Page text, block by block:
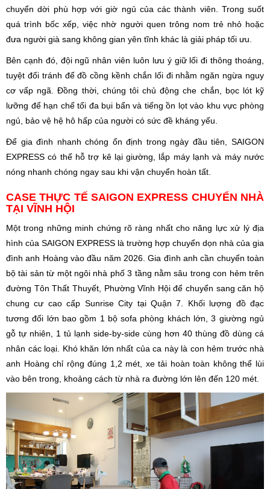
chuyển dời phù hợp với giờ ngủ của các thành viên. Trong suốt
quá trình bốc xếp, việc nhờ người quen trông nom trẻ nhỏ hoặc
đưa người già sang không gian yên tĩnh khác là giải pháp tối ưu.
Bên cạnh đó, đội ngũ nhân viên luôn lưu ý giữ lối đi thông thoáng,
tuyệt đối tránh để đồ cồng kềnh chắn lối đi nhằm ngăn ngừa nguy
cơ vấp ngã. Đồng thời, chúng tôi chủ động che chắn, bọc lót kỹ
lưỡng để hạn chế tối đa bụi bẩn và tiếng ồn lọt vào khu vực phòng
ngủ, bảo vệ hệ hô hấp của người có sức đề kháng yếu.
Để gia đình nhanh chóng ổn định trong ngày đầu tiên, SAIGON
EXPRESS có thể hỗ trợ kê lại giường, lắp máy lạnh và máy nước
nóng nhanh chóng ngay sau khi vận chuyển hoàn tất.
CASE THỰC TẾ SAIGON EXPRESS CHUYỂN NHÀ
TẠI VĨNH HỘI
Một trong những minh chứng rõ ràng nhất cho năng lực xử lý địa
hình của SAIGON EXPRESS là trường hợp chuyển dọn nhà của gia
đình anh Hoàng vào đầu năm 2026. Gia đình anh cần chuyển toàn
bộ tài sản từ một ngôi nhà phố 3 tầng nằm sâu trong con hẻm trên
đường Tôn Thất Thuyết, Phường Vĩnh Hội để chuyển sang căn hộ
chung cư cao cấp Sunrise City tại Quận 7. Khối lượng đồ đạc
tương đối lớn bao gồm 1 bộ sofa phòng khách lớn, 3 giường ngủ
gỗ tự nhiên, 1 tủ lạnh side-by-side cùng hơn 40 thùng đồ dùng cá
nhân các loại. Khó khăn lớn nhất của ca này là con hẻm trước nhà
anh Hoàng chỉ rộng đúng 1,2 mét, xe tải hoàn toàn không thể lùi
vào bên trong, khoảng cách từ nhà ra đường lớn lên đến 120 mét.